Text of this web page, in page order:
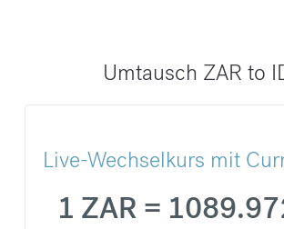
Umtausch ZAR to
Live-Wechselkurs mit
1 ZAR =